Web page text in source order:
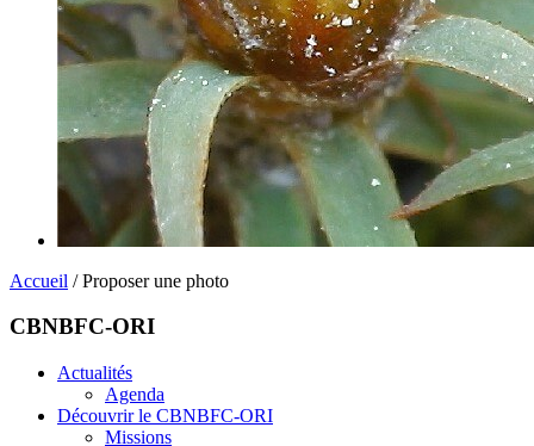
Accueil / Proposer une photo
CBNBFC-ORI
Actualités
Agenda
Découvrir le CBNBFC-ORI
Missions